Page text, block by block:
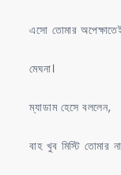
এসো তোমার
মেঘনা।
ম্যাডাম হেসে বললেন,
বাহ খুব মিস্টি তোমার